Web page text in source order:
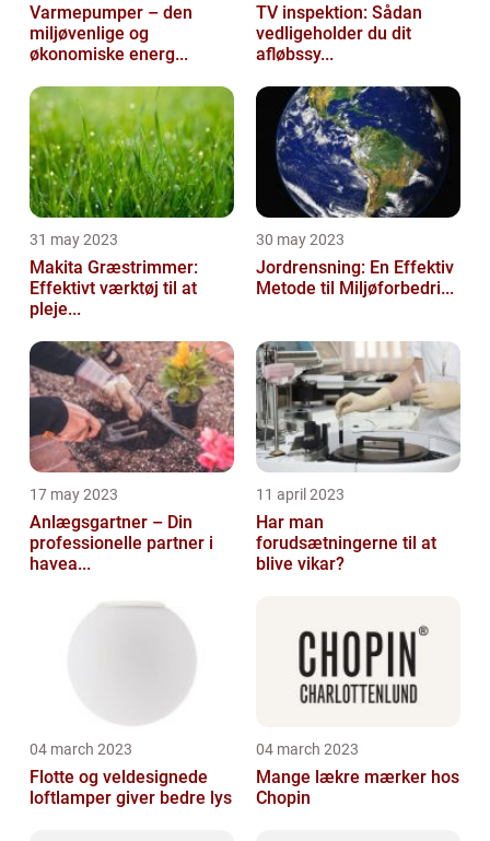
Varmepumper – den
miljøvenlige og
økonomiske energ...
TV inspektion: Sådan
vedligeholder du dit
afløbssy...
31 may 2023
Makita Græstrimmer:
Effektivt værktøj til at
pleje...
30 may 2023
Jordrensning: En Effektiv
Metode til Miljøforbedri...
17 may 2023
Anlægsgartner – Din
professionelle partner i
havea...
11 april 2023
Har man
forudsætningerne til at
blive vikar?
04 march 2023
Flotte og veldesignede
loftlamper giver bedre lys
04 march 2023
Mange lækre mærker hos
Chopin